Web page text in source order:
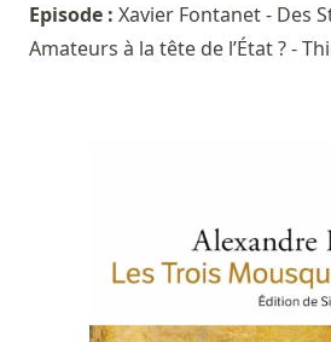
Episode : Xavier Fontanet - Des
Amateurs à la tête de l’État ? -